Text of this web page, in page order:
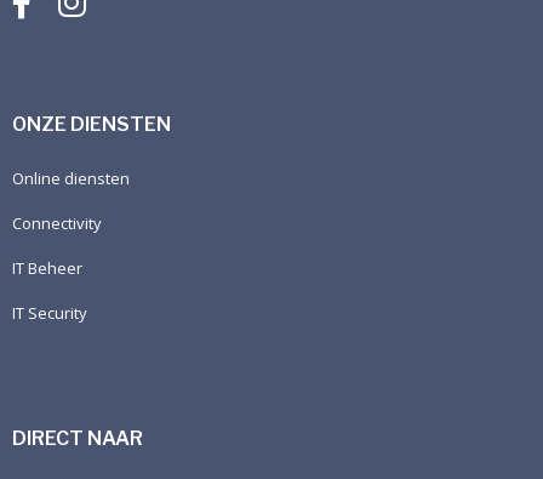
ONZE DIENSTEN
Online diensten
Connectivity
IT Beheer
IT Security
DIRECT NAAR